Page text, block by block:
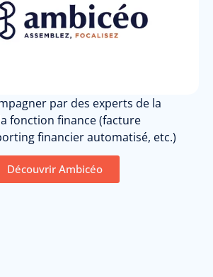
par des experts de la
fonction finance (facture
financier automatisé, etc.)
Découvrir Ambicéo